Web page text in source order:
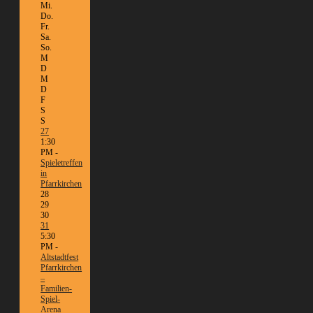
Mi.
Do.
Fr.
Sa.
So.
M
D
M
D
F
S
S
27
1:30
PM -
Spieletreffen
in
Pfarrkirchen
28
29
30
31
5:30
PM -
Altstadtfest
Pfarrkirchen
–
Familien-
Spiel-
Arena